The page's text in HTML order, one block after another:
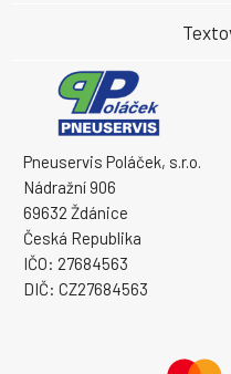
Pneuservis Poláček, s.r.o.
Nádražní 906
69632 Ždánice
Česká Republika
IČO: 27684563
DIČ: CZ27684563